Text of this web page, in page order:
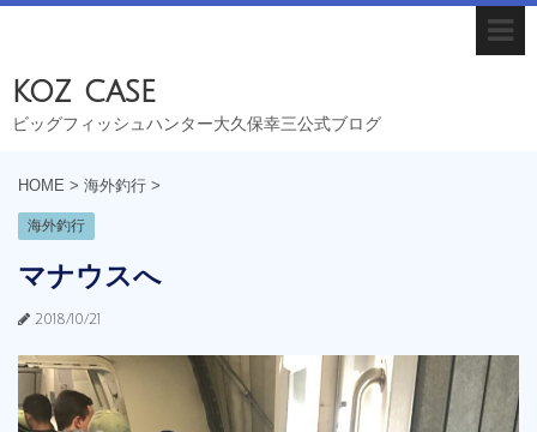
koz case
ビッグフィッシュハンター大久保幸三公式ブログ
HOME > 海外釣行 >
海外釣行
マナウスへ
2018/10/21